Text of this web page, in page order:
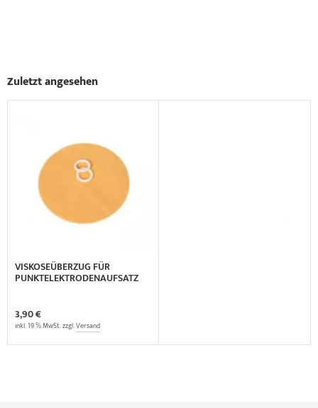
Zuletzt angesehen
VISKOSEÜBERZUG FÜR
PUNKTELEKTRODENAUFSATZ
3,90 €
inkl. 19 % MwSt. zzgl.Versand